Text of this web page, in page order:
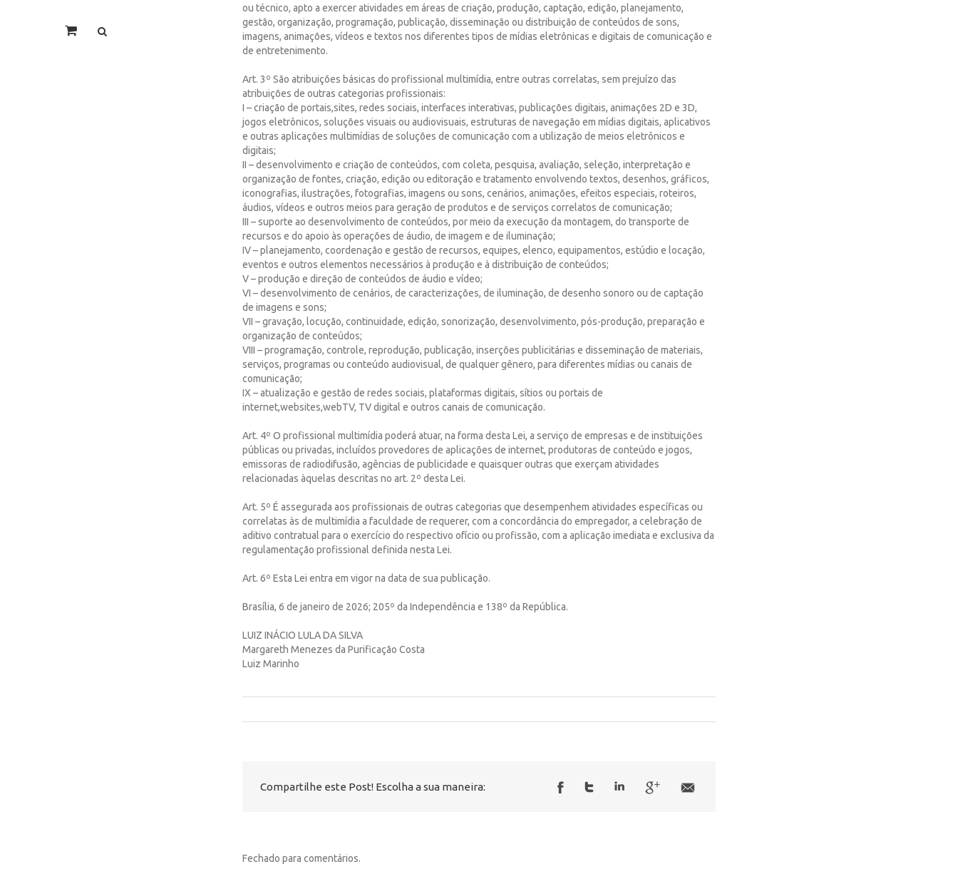
ou técnico, apto a exercer atividades em áreas de criação, produção, captação, edição, planejamento,
gestão, organização, programação, publicação, disseminação ou distribuição de conteúdos de sons,
imagens, animações, vídeos e textos nos diferentes tipos de mídias eletrônicas e digitais de comunicação e
de entretenimento.
Art. 3º São atribuições básicas do profissional multimídia, entre outras correlatas, sem prejuízo das
atribuições de outras categorias profissionais:
I – criação de portais,sites, redes sociais, interfaces interativas, publicações digitais, animações 2D e 3D,
jogos eletrônicos, soluções visuais ou audiovisuais, estruturas de navegação em mídias digitais, aplicativos
e outras aplicações multimídias de soluções de comunicação com a utilização de meios eletrônicos e
digitais;
II – desenvolvimento e criação de conteúdos, com coleta, pesquisa, avaliação, seleção, interpretação e
organização de fontes, criação, edição ou editoração e tratamento envolvendo textos, desenhos, gráficos,
iconografias, ilustrações, fotografias, imagens ou sons, cenários, animações, efeitos especiais, roteiros,
áudios, vídeos e outros meios para geração de produtos e de serviços correlatos de comunicação;
III – suporte ao desenvolvimento de conteúdos, por meio da execução da montagem, do transporte de
recursos e do apoio às operações de áudio, de imagem e de iluminação;
IV – planejamento, coordenação e gestão de recursos, equipes, elenco, equipamentos, estúdio e locação,
eventos e outros elementos necessários à produção e à distribuição de conteúdos;
V – produção e direção de conteúdos de áudio e vídeo;
VI – desenvolvimento de cenários, de caracterizações, de iluminação, de desenho sonoro ou de captação
de imagens e sons;
VII – gravação, locução, continuidade, edição, sonorização, desenvolvimento, pós-produção, preparação e
organização de conteúdos;
VIII – programação, controle, reprodução, publicação, inserções publicitárias e disseminação de materiais,
serviços, programas ou conteúdo audiovisual, de qualquer gênero, para diferentes mídias ou canais de
comunicação;
IX – atualização e gestão de redes sociais, plataformas digitais, sítios ou portais de
internet,websites,webTV, TV digital e outros canais de comunicação.
Art. 4º O profissional multimídia poderá atuar, na forma desta Lei, a serviço de empresas e de instituições
públicas ou privadas, incluídos provedores de aplicações de internet, produtoras de conteúdo e jogos,
emissoras de radiodifusão, agências de publicidade e quaisquer outras que exerçam atividades
relacionadas àquelas descritas no art. 2º desta Lei.
Art. 5º É assegurada aos profissionais de outras categorias que desempenhem atividades específicas ou
correlatas às de multimídia a faculdade de requerer, com a concordância do empregador, a celebração de
aditivo contratual para o exercício do respectivo ofício ou profissão, com a aplicação imediata e exclusiva da
regulamentação profissional definida nesta Lei.
Art. 6º Esta Lei entra em vigor na data de sua publicação.
Brasília, 6 de janeiro de 2026; 205º da Independência e 138º da República.
LUIZ INÁCIO LULA DA SILVA
Margareth Menezes da Purificação Costa
Luiz Marinho
Compartilhe este Post! Escolha a sua maneira:
Fechado para comentários.